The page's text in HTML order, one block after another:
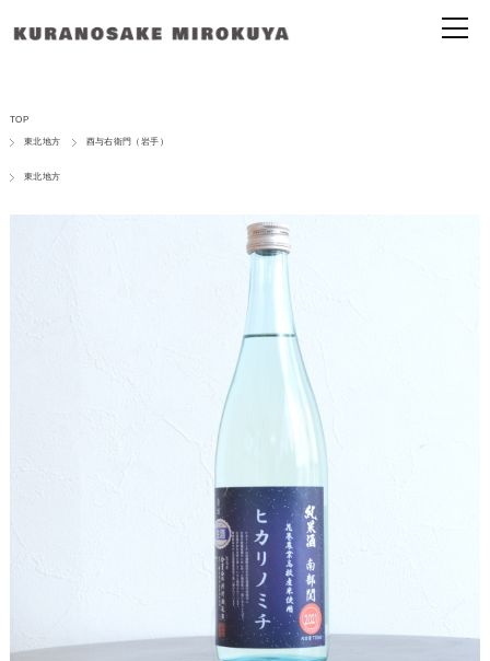
TOP
東北地方 酉与右衛門（岩手）
東北地方